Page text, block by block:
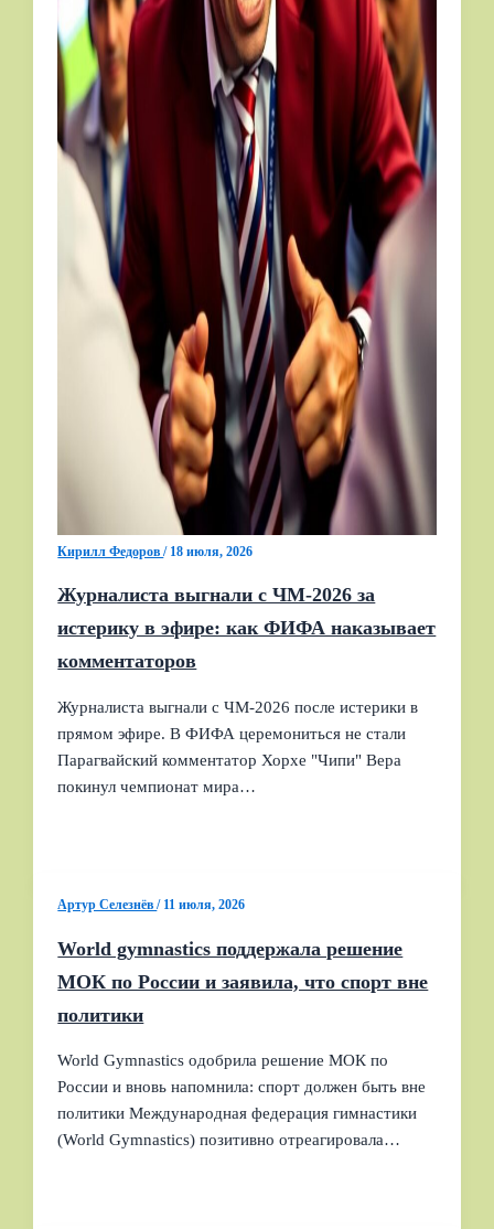
Кирилл Федоров/ 18 июля, 2026
Журналиста выгнали с ЧМ‑2026 за
истерику в эфире: как ФИФА наказывает
комментаторов
Журналиста выгнали с ЧМ‑2026 после истерики в
прямом эфире. В ФИФА церемониться не стали
Парагвайский комментатор Хорхе "Чипи" Вера
покинул чемпионат мира…
Артур Селезнёв/ 11 июля, 2026
World gymnastics поддержала решение
МОК по России и заявила, что спорт вне
политики
World Gymnastics одобрила решение МОК по
России и вновь напомнила: спорт должен быть вне
политики Международная федерация гимнастики
(World Gymnastics) позитивно отреагировала…